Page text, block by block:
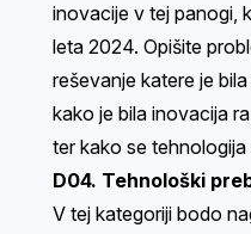
inovacije v tej panogi,
leta 2024. Opišite
reševanje katere je
kako je bila inovacija
ter kako se
D04. Tehnološki
V tej kategoriji bodo